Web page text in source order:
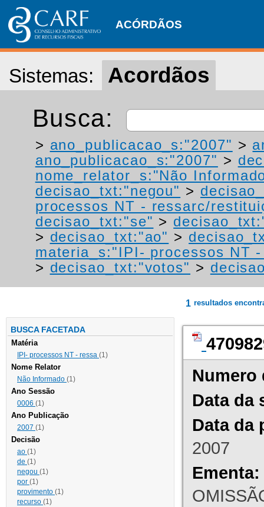
ACÓRDÃOS
Sistemas: Acordãos
Busca:
> ano_publicacao_s:"2007" >
ano_publicacao_s:"2007" >
nome_relator_s:"Não
decisao_txt:"negou" >
processos NT - ressarc/
decisao_txt:"se" >
> decisao_txt:"ao" >
materia_s:"IPI- processos NT
> decisao_txt:"votos" >
BUSCA FACETADA
Matéria
IPI- processos NT - ressa (1)
Nome Relator
Não Informado (1)
Ano Sessão
0006 (1)
Ano Publicação
2007 (1)
Decisão
ao (1)
de (1)
negou (1)
por (1)
provimento (1)
recurso (1)
1 resultados
Numero
Data da
Data da
2007
Ementa: